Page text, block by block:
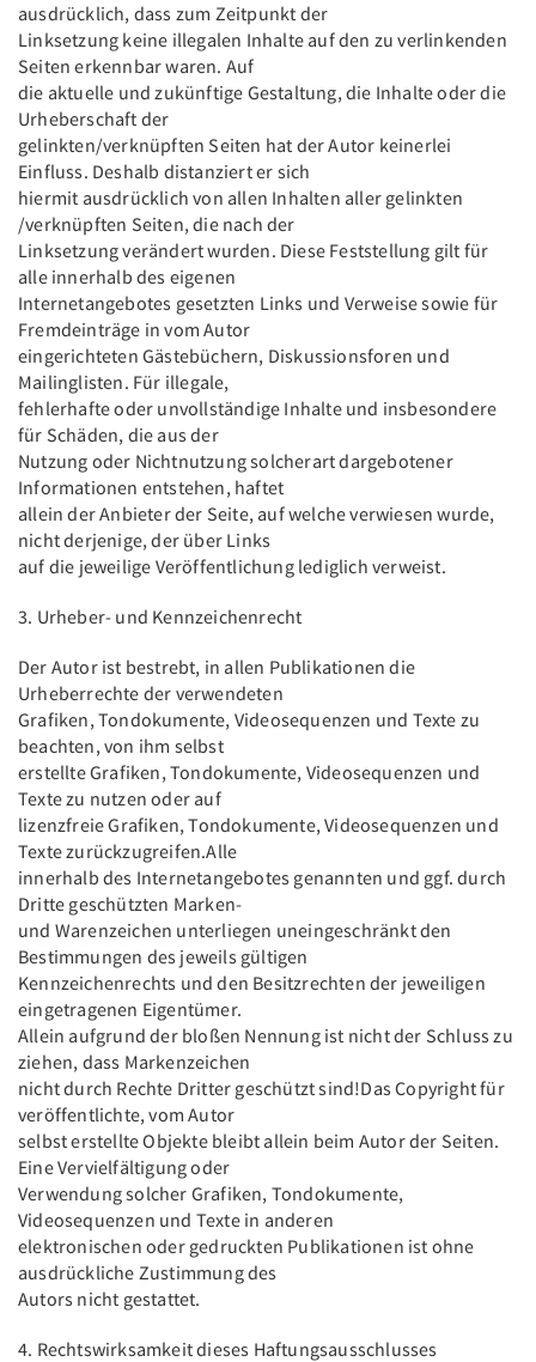
ausdrücklich, dass zum Zeitpunkt der
Linksetzung keine illegalen Inhalte auf den zu verlinkenden
Seiten erkennbar waren. Auf
die aktuelle und zukünftige Gestaltung, die Inhalte oder die
Urheberschaft der
gelinkten/verknüpften Seiten hat der Autor keinerlei
Einfluss. Deshalb distanziert er sich
hiermit ausdrücklich von allen Inhalten aller gelinkten
/verknüpften Seiten, die nach der
Linksetzung verändert wurden. Diese Feststellung gilt für
alle innerhalb des eigenen
Internetangebotes gesetzten Links und Verweise sowie für
Fremdeinträge in vom Autor
eingerichteten Gästebüchern, Diskussionsforen und
Mailinglisten. Für illegale,
fehlerhafte oder unvollständige Inhalte und insbesondere
für Schäden, die aus der
Nutzung oder Nichtnutzung solcherart dargebotener
Informationen entstehen, haftet
allein der Anbieter der Seite, auf welche verwiesen wurde,
nicht derjenige, der über Links
auf die jeweilige Veröffentlichung lediglich verweist.
3. Urheber- und Kennzeichenrecht
Der Autor ist bestrebt, in allen Publikationen die
Urheberrechte der verwendeten
Grafiken, Tondokumente, Videosequenzen und Texte zu
beachten, von ihm selbst
erstellte Grafiken, Tondokumente, Videosequenzen und
Texte zu nutzen oder auf
lizenzfreie Grafiken, Tondokumente, Videosequenzen und
Texte zurückzugreifen.Alle
innerhalb des Internetangebotes genannten und ggf. durch
Dritte geschützten Marken-
und Warenzeichen unterliegen uneingeschränkt den
Bestimmungen des jeweils gültigen
Kennzeichenrechts und den Besitzrechten der jeweiligen
eingetragenen Eigentümer.
Allein aufgrund der bloßen Nennung ist nicht der Schluss zu
ziehen, dass Markenzeichen
nicht durch Rechte Dritter geschützt sind!Das Copyright für
veröffentlichte, vom Autor
selbst erstellte Objekte bleibt allein beim Autor der Seiten.
Eine Vervielfältigung oder
Verwendung solcher Grafiken, Tondokumente,
Videosequenzen und Texte in anderen
elektronischen oder gedruckten Publikationen ist ohne
ausdrückliche Zustimmung des
Autors nicht gestattet.
4. Rechtswirksamkeit dieses Haftungsausschlusses